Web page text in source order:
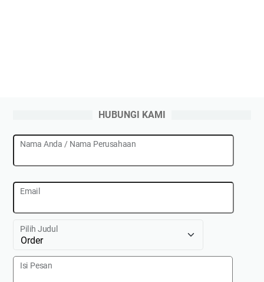
HUBUNGI KAMI
Nama Anda / Nama Perusahaan
Email
Pilih Judul
Isi Pesan